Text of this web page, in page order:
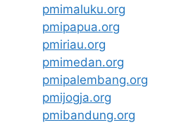
pmimaluku.org
pmipapua.org
pmiriau.org
pmimedan.org
pmipalembang.org
pmijogja.org
pmibandung.org